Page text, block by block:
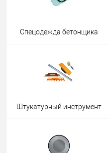
Спецодежда бетонщика
Штукатурный инструмент